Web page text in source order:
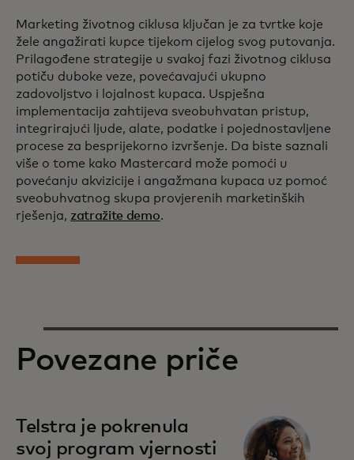
Marketing životnog ciklusa ključan je za tvrtke koje
žele angažirati kupce tijekom cijelog svog putovanja.
Prilagođene strategije u svakoj fazi životnog ciklusa
potiču duboke veze, povećavajući ukupno
zadovoljstvo i lojalnost kupaca. Uspješna
implementacija zahtijeva sveobuhvatan pristup,
integrirajući ljude, alate, podatke i pojednostavljene
procese za besprijekorno izvršenje. Da biste saznali
više o tome kako Mastercard može pomoći u
povećanju akvizicije i angažmana kupaca uz pomoć
sveobuhvatnog skupa provjerenih marketinških
rješenja, zatražite demo.
Povezane priče
Telstra je pokrenula
svoj program vjernosti